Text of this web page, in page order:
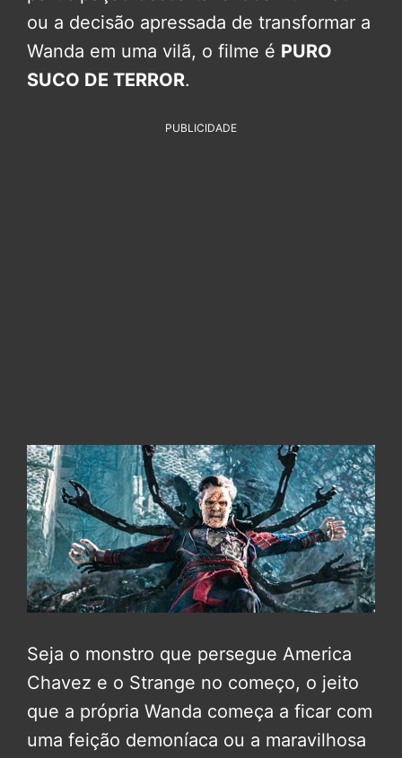
ou a decisão apressada de transformar a
Wanda em uma vilã, o filme é PURO
SUCO DE TERROR.
PUBLICIDADE
Seja o monstro que persegue America
Chavez e o Strange no começo, o jeito
que a própria Wanda começa a ficar com
uma feição demoníaca ou a maravilhosa